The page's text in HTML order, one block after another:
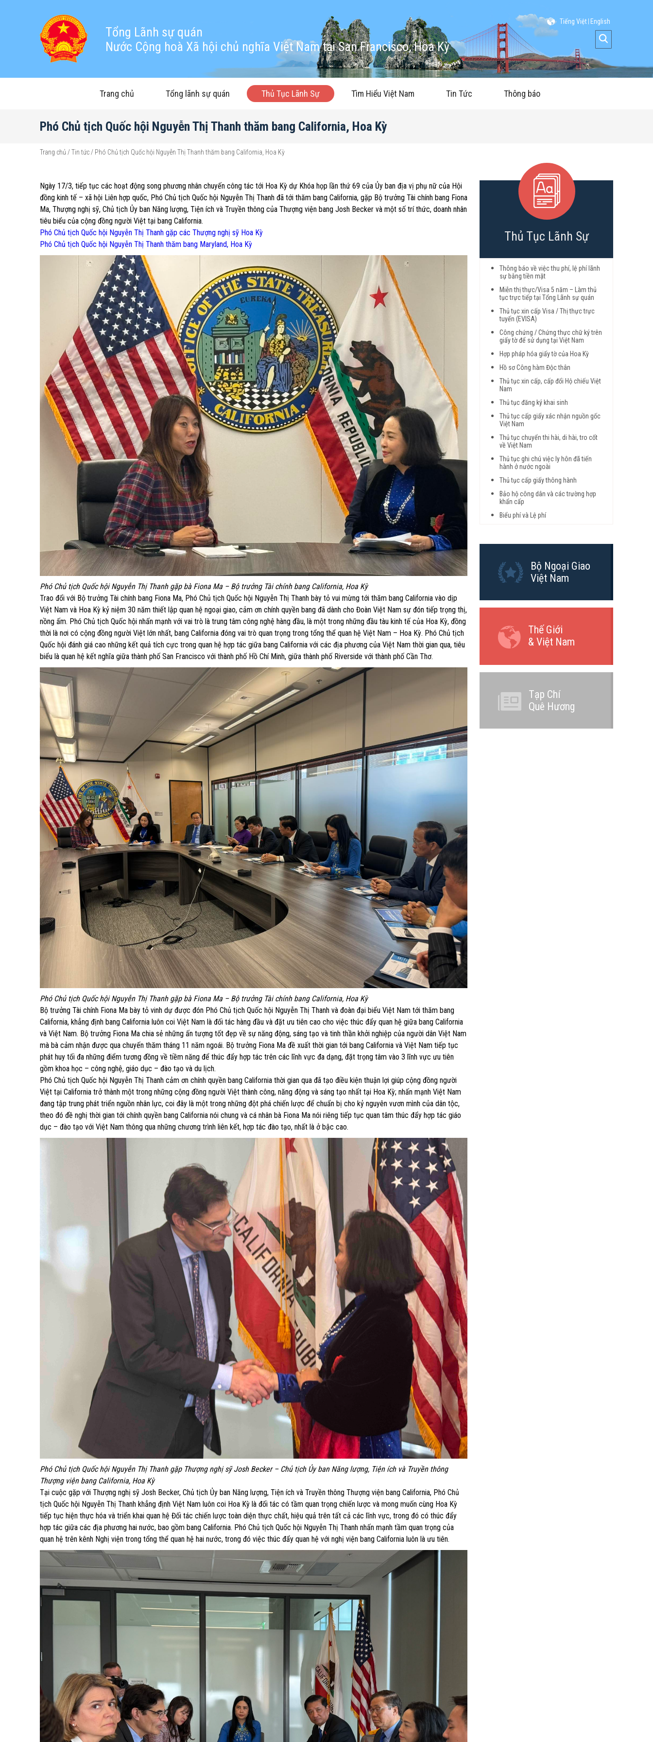
Tổng Lãnh sự quán
Nước Cộng hoà Xã hội chủ nghĩa Việt Nam tại San Francisco, Hoa Kỳ
Tiếng Việt English
Trang chủ Tổng lãnh sự quán Thủ Tục Lãnh Sự Tìm Hiểu Việt Nam Tin Tức Thông báo
Phó Chủ tịch Quốc hội Nguyễn Thị Thanh thăm bang California, Hoa Kỳ
Trang chủ /Tin tức / Phó Chủ tịch Quốc hội Nguyễn Thị Thanh thăm bang California, Hoa Kỳ
Ngày 17/3, tiếp tục các hoạt động song phương nhân chuyến công tác tới Hoa Kỳ dự Khóa họp lần thứ 69 của Ủy ban địa vị phụ nữ của Hội
đồng kinh tế – xã hội Liên hợp quốc, Phó Chủ tịch Quốc hội Nguyễn Thị Thanh đã tới thăm bang California, gặp Bộ trưởng Tài chính bang Fiona
Ma, Thượng nghị sỹ, Chủ tịch Ủy ban Năng lượng, Tiện ích và Truyền thông của Thượng viện bang Josh Becker và một số trí thức, doanh nhân
tiêu biểu của cộng đồng người Việt tại bang California.
Phó Chủ tịch Quốc hội Nguyễn Thị Thanh gặp các Thượng nghị sỹ Hoa Kỳ
Phó Chủ tịch Quốc hội Nguyễn Thị Thanh thăm bang Maryland, Hoa Kỳ
Phó Chủ tịch Quốc hội Nguyễn Thị Thanh gặp bà Fiona Ma – Bộ trưởng Tài chính bang California, Hoa Kỳ
Trao đổi với Bộ trưởng Tài chính bang Fiona Ma, Phó Chủ tịch Quốc hội Nguyễn Thị Thanh bày tỏ vui mừng tới thăm bang California vào dịp
Việt Nam và Hoa Kỳ kỷ niệm 30 năm thiết lập quan hệ ngoại giao, cảm ơn chính quyền bang đã dành cho Đoàn Việt Nam sự đón tiếp trọng thị,
nồng ấm. Phó Chủ tịch Quốc hội nhấn mạnh với vai trò là trung tâm công nghệ hàng đầu, là một trong những đầu tàu kinh tế của Hoa Kỳ, đồng
thời là nơi có cộng đồng người Việt lớn nhất, bang California đóng vai trò quan trọng trong tổng thể quan hệ Việt Nam – Hoa Kỳ. Phó Chủ tịch
Quốc hội đánh giá cao những kết quả tích cực trong quan hệ hợp tác giữa bang California với các địa phương của Việt Nam thời gian qua, tiêu
biểu là quan hệ kết nghĩa giữa thành phố San Francisco với thành phố Hồ Chí Minh, giữa thành phố Riverside với thành phố Cần Thơ.
Phó Chủ tịch Quốc hội Nguyễn Thị Thanh gặp bà Fiona Ma – Bộ trưởng Tài chính bang California, Hoa Kỳ
Bộ trưởng Tài chính Fiona Ma bày tỏ vinh dự được đón Phó Chủ tịch Quốc hội Nguyễn Thị Thanh và đoàn đại biểu Việt Nam tới thăm bang
California, khẳng định bang California luôn coi Việt Nam là đối tác hàng đầu và đặt ưu tiên cao cho việc thúc đẩy quan hệ giữa bang California
và Việt Nam. Bộ trưởng Fiona Ma chia sẻ những ấn tượng tốt đẹp về sự năng động, sáng tạo và tinh thần khởi nghiệp của người dân Việt Nam
mà bà cảm nhận được qua chuyến thăm tháng 11 năm ngoái. Bộ trưởng Fiona Ma đề xuất thời gian tới bang California và Việt Nam tiếp tục
phát huy tối đa những điểm tương đồng về tiềm năng để thúc đẩy hợp tác trên các lĩnh vực đa dạng, đặt trọng tâm vào 3 lĩnh vực ưu tiên
gồm khoa học – công nghệ, giáo dục – đào tạo và du lịch.
Phó Chủ tịch Quốc hội Nguyễn Thị Thanh cảm ơn chính quyền bang California thời gian qua đã tạo điều kiện thuận lợi giúp cộng đồng người
Việt tại California trở thành một trong những cộng đồng người Việt thành công, năng động và sáng tạo nhất tại Hoa Kỳ; nhấn mạnh Việt Nam
đang tập trung phát triển nguồn nhân lực, coi đây là một trong những đột phá chiến lược để chuẩn bị cho kỷ nguyên vươn mình của dân tộc,
theo đó đề nghị thời gian tới chính quyền bang California nói chung và cá nhân bà Fiona Ma nói riêng tiếp tục quan tâm thúc đẩy hợp tác giáo
dục – đào tạo với Việt Nam thông qua những chương trình liên kết, hợp tác đào tạo, nhất là ở bậc cao.
Phó Chủ tịch Quốc hội Nguyễn Thị Thanh gặp Thượng nghị sỹ Josh Becker – Chủ tịch Ủy ban Năng lượng, Tiện ích và Truyền thông
Thượng viện bang California, Hoa Kỳ
Tại cuộc gặp với Thượng nghị sỹ Josh Becker, Chủ tịch Ủy ban Năng lượng, Tiện ích và Truyền thông Thượng viện bang California, Phó Chủ
tịch Quốc hội Nguyễn Thị Thanh khẳng định Việt Nam luôn coi Hoa Kỳ là đối tác có tầm quan trọng chiến lược và mong muốn cùng Hoa Kỳ
tiếp tục hiện thực hóa và triển khai quan hệ Đối tác chiến lược toàn diện thực chất, hiệu quả trên tất cả các lĩnh vực, trong đó có thúc đẩy
hợp tác giữa các địa phương hai nước, bao gồm bang California. Phó Chủ tịch Quốc hội Nguyễn Thị Thanh nhấn mạnh tầm quan trọng của
quan hệ trên kênh Nghị viện trong tổng thể quan hệ hai nước, trong đó việc thúc đẩy quan hệ với nghị viện bang California luôn là ưu tiên.
Thủ Tục Lãnh Sự
Thông báo về việc thu phí, lệ phí lãnh
sự bằng tiền mặt
Miễn thị thực/Visa 5 năm – Làm thủ
tục trực tiếp tại Tổng Lãnh sự quán
Thủ tục xin cấp Visa / Thị thực trực
tuyến (EVISA)
Công chứng / Chứng thực chữ ký trên
giấy tờ để sử dụng tại Việt Nam
Hợp pháp hóa giấy tờ của Hoa Kỳ
Hồ sơ Công hàm Độc thân
Thủ tục xin cấp, cấp đổi Hộ chiếu Việt
Nam
Thủ tục đăng ký khai sinh
Thủ tục cấp giấy xác nhận nguồn gốc
Việt Nam
Thủ tục chuyển thi hài, di hài, tro cốt
về Việt Nam
Thủ tục ghi chú việc ly hôn đã tiến
hành ở nước ngoài
Thủ tục cấp giấy thông hành
Bảo hộ công dân và các trường hợp
khẩn cấp
Biểu phí và Lệ phí
Bộ Ngoại Giao
Việt Nam
Thế Giới
& Việt Nam
Tạp Chí
Quê Hương